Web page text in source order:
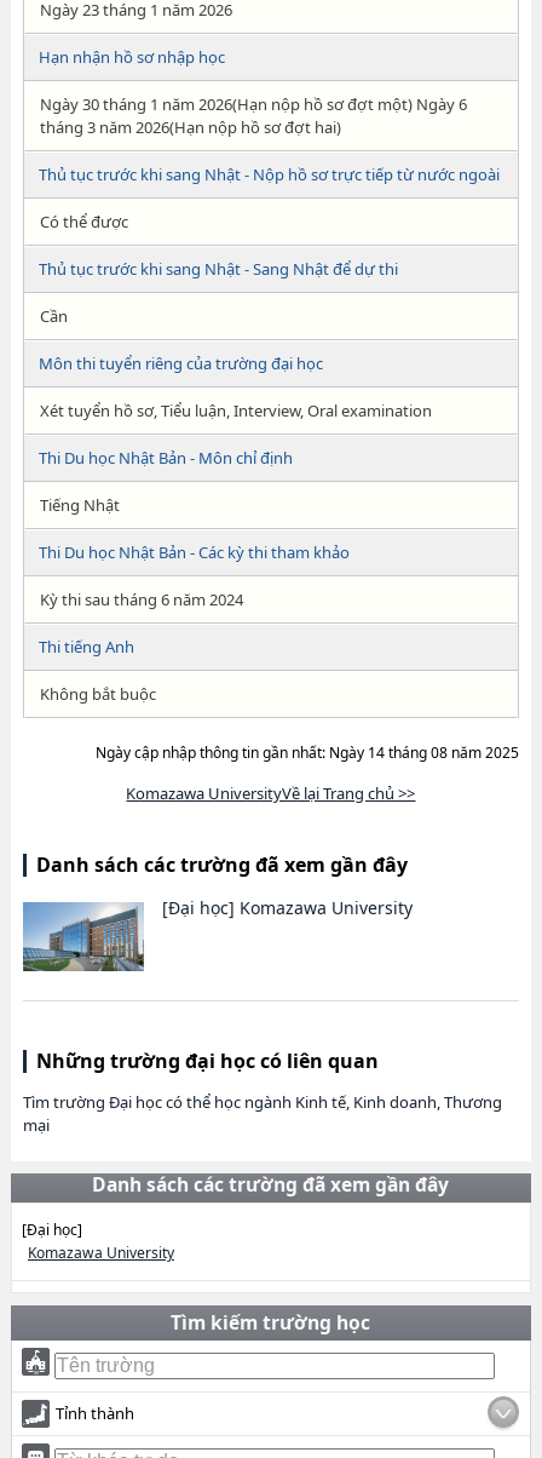
Ngày 23 tháng 1 năm 2026
Hạn nhận hồ sơ nhập học
Ngày 30 tháng 1 năm 2026(Hạn nộp hồ sơ đợt một) Ngày 6
tháng 3 năm 2026(Hạn nộp hồ sơ đợt hai)
Thủ tục trước khi sang Nhật - Nộp hồ sơ trực tiếp từ nước ngoài
Có thể được
Thủ tục trước khi sang Nhật - Sang Nhật để dự thi
Cần
Môn thi tuyển riêng của trường đại học
Xét tuyển hồ sơ, Tiểu luận, Interview, Oral examination
Thi Du học Nhật Bản - Môn chỉ định
Tiếng Nhật
Thi Du học Nhật Bản - Các kỳ thi tham khảo
Kỳ thi sau tháng 6 năm 2024
Thi tiếng Anh
Không bắt buộc
Ngày cập nhập thông tin gần nhất: Ngày 14 tháng 08 năm 2025
Komazawa UniversityVề lại Trang chủ >>
Danh sách các trường đã xem gần đây
[Đại học] Komazawa University
Những trường đại học có liên quan
Tìm trường Đại học có thể học ngành Kinh tế, Kinh doanh, Thương
mại
Danh sách các trường đã xem gần đây
[Đại học]
Komazawa University
Tìm kiếm trường học
Tỉnh thành